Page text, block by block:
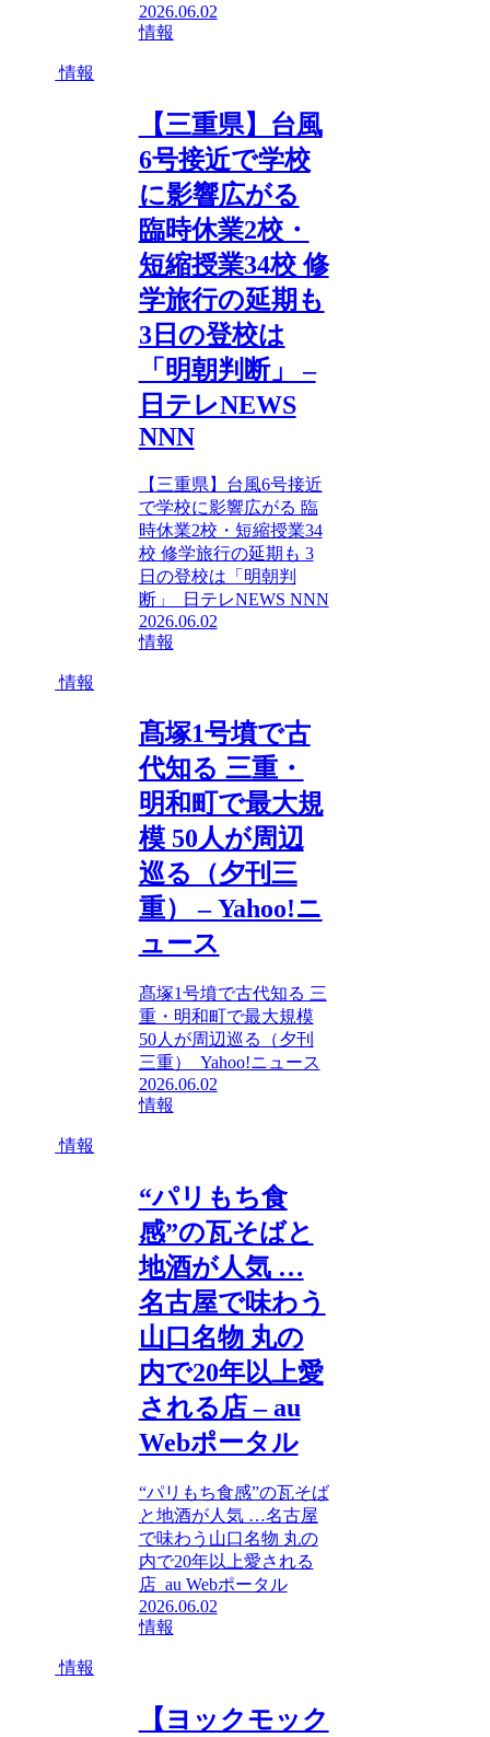
2026.06.02
情報
情報
【三重県】台風
6号接近で学校
に影響広がる
臨時休業2校・
短縮授業34校 修
学旅行の延期も
3日の登校は
「明朝判断」 –
日テレNEWS
NNN
【三重県】台風6号接近
で学校に影響広がる 臨
時休業2校・短縮授業34
校 修学旅行の延期も 3
日の登校は「明朝判
断」 日テレNEWS NNN
2026.06.02
情報
情報
髙塚1号墳で古
代知る 三重・
明和町で最大規
模 50人が周辺
巡る（夕刊三
重） – Yahoo!ニ
ュース
髙塚1号墳で古代知る 三
重・明和町で最大規模
50人が周辺巡る（夕刊
三重） Yahoo!ニュース
2026.06.02
情報
情報
“パリもち食
感”の瓦そばと
地酒が人気 …
名古屋で味わう
山口名物 丸の
内で20年以上愛
される店 – au
Webポータル
“パリもち食感”の瓦そば
と地酒が人気 …名古屋
で味わう山口名物 丸の
内で20年以上愛される
店 au Webポータル
2026.06.02
情報
情報
【ヨックモック